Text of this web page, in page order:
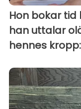
Hon bokar
han uttalar
hennes